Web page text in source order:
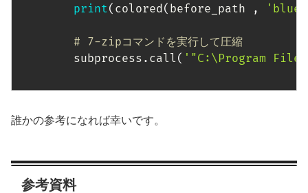
print( colored( before_path , 'blue'
# 7-zipコマンドを実行して圧縮
        subprocess
. call ( '"C:\Program
誰かの参考になれば幸いです。
参考資料